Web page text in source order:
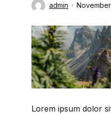
admin
Lorem ipsum dolor